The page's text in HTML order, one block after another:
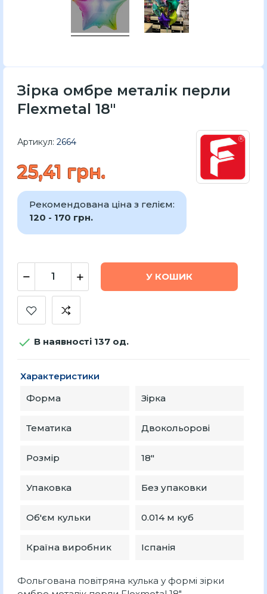
Зірка омбре металік перли
Flexmetal 18"
Артикул: 2664
25,41 грн.
Рекомендована ціна з гелієм:
120 - 170 грн.
У КОШИК
 В наявності 137 од.
Характеристики
Форма
Зірка
Тематика Двокольорові
Розмір 18″
Упаковка Без упаковки
Об'єм кульки 0.014 м куб
Країна виробник Іспанія
Фольгована повітряна кулька у формі зірки